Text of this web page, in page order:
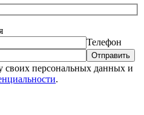
Телефон
своих персональных данных и
.